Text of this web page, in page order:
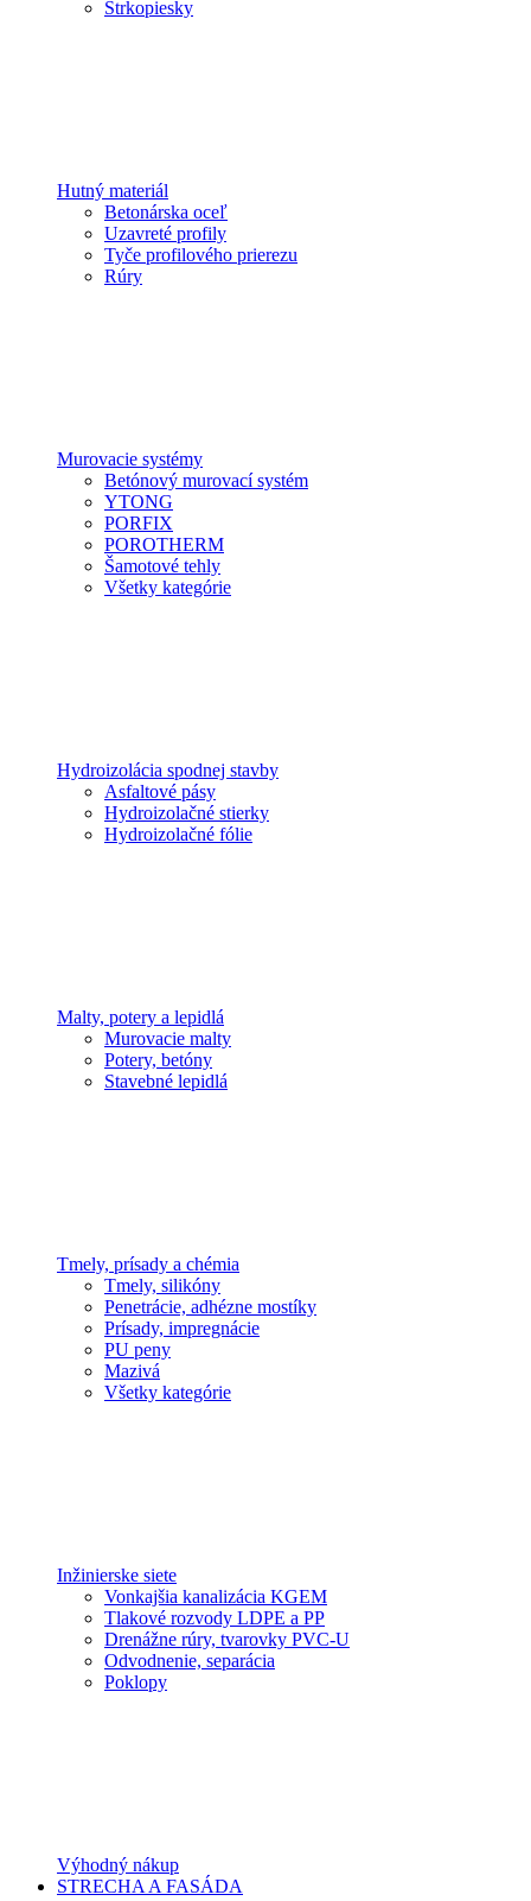
Štrkopiesky
Hutný materiál
Betonárska oceľ
Uzavreté profily
Tyče profilového prierezu
Rúry
Murovacie systémy
Betónový murovací systém
YTONG
PORFIX
POROTHERM
Šamotové tehly
Všetky kategórie
Hydroizolácia spodnej stavby
Asfaltové pásy
Hydroizolačné stierky
Hydroizolačné fólie
Malty, potery a lepidlá
Murovacie malty
Potery, betóny
Stavebné lepidlá
Tmely, prísady a chémia
Tmely, silikóny
Penetrácie, adhézne mostíky
Prísady, impregnácie
PU peny
Mazivá
Všetky kategórie
Inžinierske siete
Vonkajšia kanalizácia KGEM
Tlakové rozvody LDPE a PP
Drenážne rúry, tvarovky PVC-U
Odvodnenie, separácia
Poklopy
Výhodný nákup
STRECHA A FASÁDA